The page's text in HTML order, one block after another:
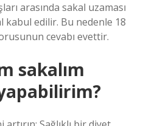
arasında sakal uzaması
kabul edilir. Bu nedenle 18
cevabı evettir.
sakalım